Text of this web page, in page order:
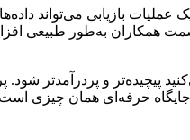
بازیابی می‌تواند
همکاران به‌طور طبیعی
پیچیده‌تر و پردرآمدتر
حرفه‌ای همان چیزی است